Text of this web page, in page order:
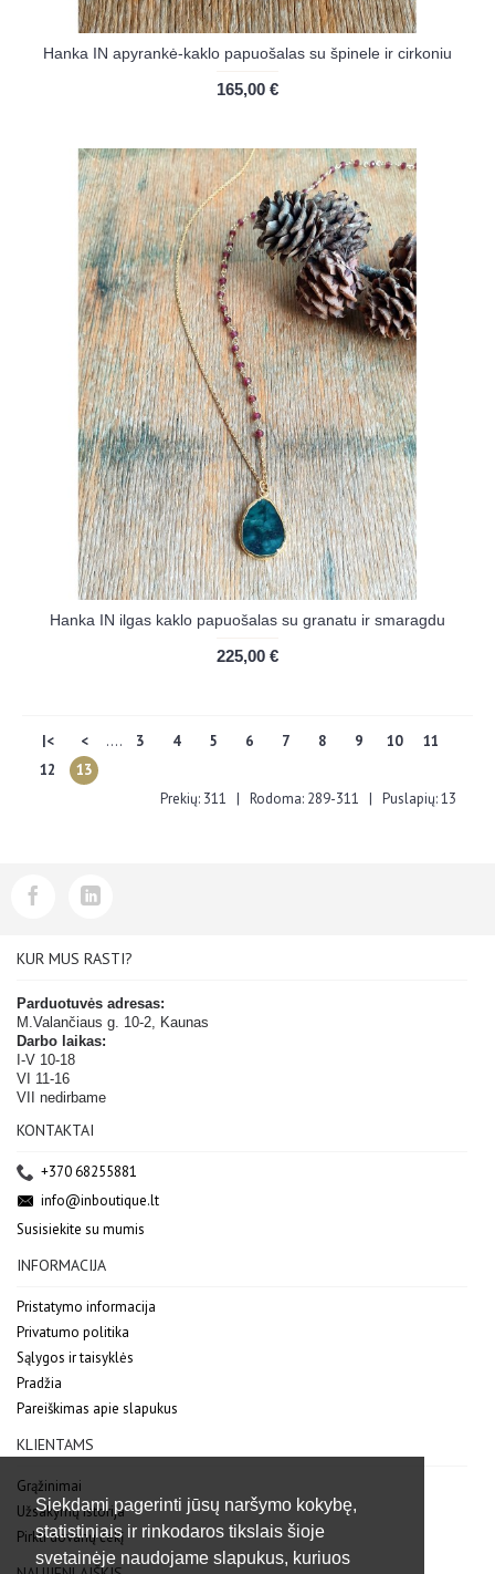
Siekdami pagerinti jūsų naršymo kokybę,
statistiniais ir rinkodaros tikslais šioje
svetainėje naudojame slapukus, kuriuos
Hanka IN apyrankė-kaklo papuošalas su špinele ir cirkoniu
165,00 €
Hanka IN ilgas kaklo papuošalas su granatu ir smaragdu
225,00 €
|< < .... 3 4 5 6 7 8 9 10
11
12
13
Prekių: 311 | Rodoma: 289-311 | Puslapių: 13
KUR MUS RASTI?
Parduotuvės adresas:
M.Valančiaus g. 10-2, Kaunas
Darbo laikas:
I-V 10-18
VI 11-16
VII nedirbame
KONTAKTAI
+370 68255881
info@inboutique.lt
Susisiekite su mumis
INFORMACIJA
Pristatymo informacija
Privatumo politika
Sąlygos ir taisyklės
Pradžia
Pareiškimas apie slapukus
KLIENTAMS
Grąžinimai
Užsakymų istorija
Pirkti dovanų čekį